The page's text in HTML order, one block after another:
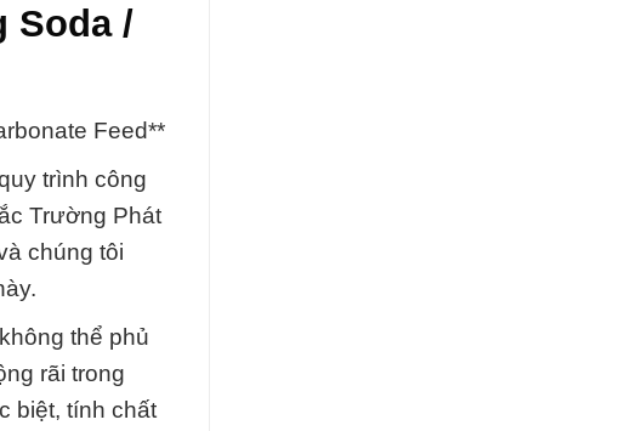
Soda /
Feed**
trình công
Trường Phát
chúng tôi
thể phủ
rãi trong
biệt, tính chất